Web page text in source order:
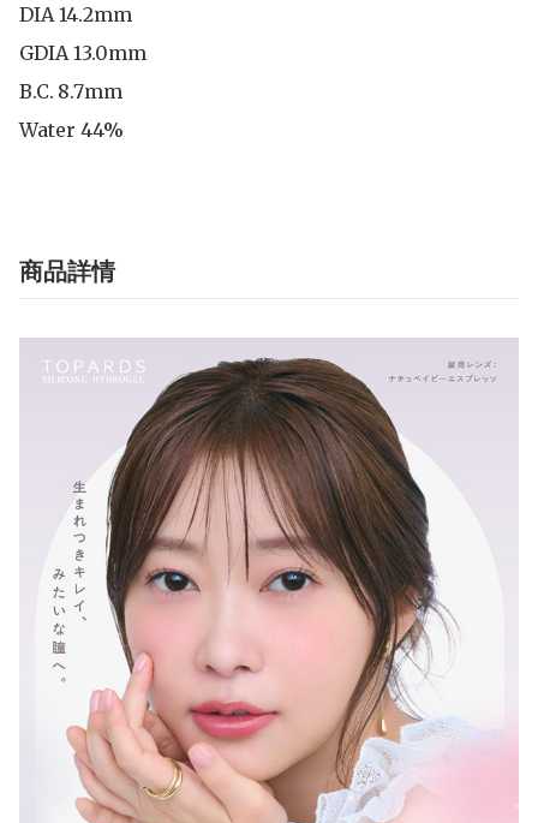
DIA 14.2mm
GDIA 13.0mm
B.C.	8.7mm
Water 44%
商品詳情